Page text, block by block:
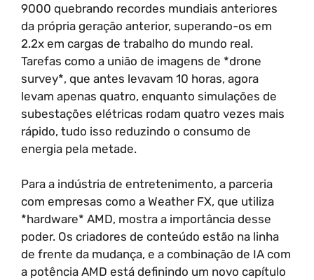
9000 quebrando recordes mundiais anteriores
da própria geração anterior, superando-os em
2.2x em cargas de trabalho do mundo real.
Tarefas como a união de imagens de *drone
survey*, que antes levavam 10 horas, agora
levam apenas quatro, enquanto simulações de
subestações elétricas rodam quatro vezes mais
rápido, tudo isso reduzindo o consumo de
energia pela metade.
Para a indústria de entretenimento, a parceria
com empresas como a Weather FX, que utiliza
*hardware* AMD, mostra a importância desse
poder. Os criadores de conteúdo estão na linha
de frente da mudança, e a combinação de IA com
a potência AMD está definindo um novo capítulo